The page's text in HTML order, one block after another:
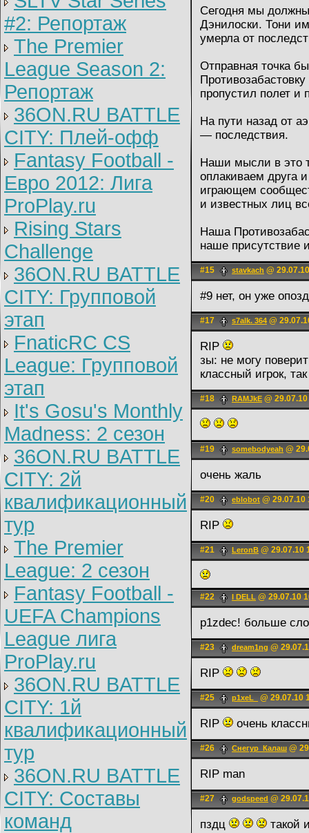
#2: Репортаж
The Premier
League Season 2:
Репортаж
36ON.RU BATTLE
CITY: Плей-офф
Fantasy Football -
Евро 2012: Лига
ProPlay.ru
Rising Stars
Challenge
36ON.RU BATTLE
CITY: Групповой
этап
FnaticRC CS
League: Групповой
этап
It's Gosu's Monthly
Madness: 2 сезон
36ON.RU BATTLE
CITY: 2й
квалификационный
тур
The Premier
League: 2 cезон
Fantasy Football -
UEFA Champions
League лига
ProPlay.ru
36ON.RU BATTLE
CITY: 1й
квалификационный
тур
36ON.RU BATTLE
CITY: Составы
команд
Сегодня мы
Дэнилоски. Тони
умерла от
Отправная точка
пропустил полет и
На пути назад от
— последствия.
Наши мысли в это
оплакиваем друга
играющем
и известных лиц
Наша
наше присутствие
#15 stavkach @
#9 нет, он уже
#17 s7alk. 364 @
RIP
зы: не могу
классный игрок,
#18 RAMJkE @
#19 somebodyeah @
очень жаль
#20 eblobot @ 29.07.10
RIP
#21 LerоnB @ 29.07.10
#22 I DELL @ 29.07.10
p1zdec! больше
#23 dream1ng @
RIP
#25 p1xeL_ @ 29.07.10
RIP очень
#26 Снегур_Калаш @
RIP man
#27 godspeed @
пздц такой